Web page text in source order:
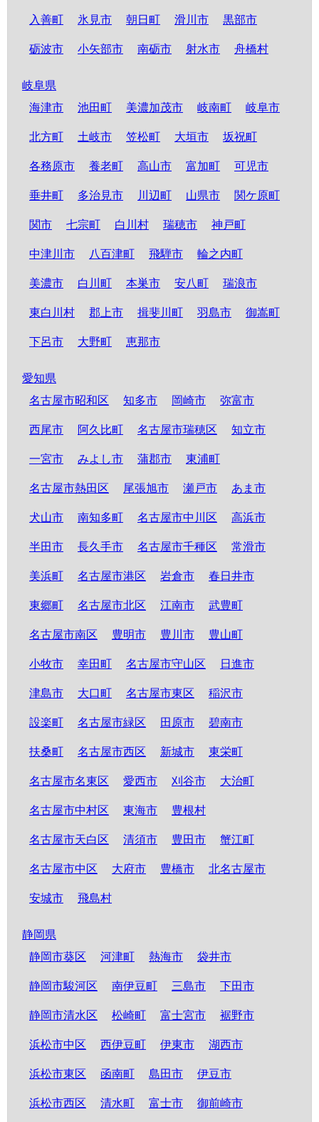
入善町 氷見市 朝日町 滑川市 黒部市
砺波市 小矢部市 南砺市 射水市 舟橋村
岐阜県
海津市
池田町 美濃加茂市 岐南町 岐阜市
北方町 土岐市 笠松町 大垣市 坂祝町
各務原市 養老町 高山市 富加町 可児市
垂井町 多治見市 川辺町 山県市 関ケ原町
関市 七宗町 白川村 瑞穂市 神戸町
中津川市 八百津町 飛騨市 輪之内町
美濃市 白川町 本巣市 安八町 瑞浪市
東白川村 郡上市 揖斐川町 羽島市 御嵩町
下呂市 大野町 恵那市
愛知県
名古屋市昭和区
知多市 岡崎市 弥富市
西尾市 阿久比町 名古屋市瑞穂区 知立市
一宮市 みよし市 蒲郡市 東浦町
名古屋市熱田区 尾張旭市 瀬戸市 あま市
犬山市 南知多町 名古屋市中川区 高浜市
半田市 長久手市 名古屋市千種区 常滑市
美浜町 名古屋市港区 岩倉市 春日井市
東郷町 名古屋市北区 江南市 武豊町
名古屋市南区 豊明市 豊川市 豊山町
小牧市 幸田町 名古屋市守山区 日進市
津島市 大口町 名古屋市東区 稲沢市
設楽町 名古屋市緑区 田原市 碧南市
扶桑町 名古屋市西区 新城市 東栄町
名古屋市名東区 愛西市 刈谷市 大治町
名古屋市中村区 東海市 豊根村
名古屋市天白区 清須市 豊田市 蟹江町
名古屋市中区 大府市 豊橋市 北名古屋市
安城市 飛島村
静岡県
静岡市葵区
河津町 熱海市 袋井市
静岡市駿河区 南伊豆町 三島市 下田市
静岡市清水区 松崎町 富士宮市 裾野市
浜松市中区 西伊豆町 伊東市 湖西市
浜松市東区 函南町 島田市 伊豆市
浜松市西区 清水町 富士市 御前崎市